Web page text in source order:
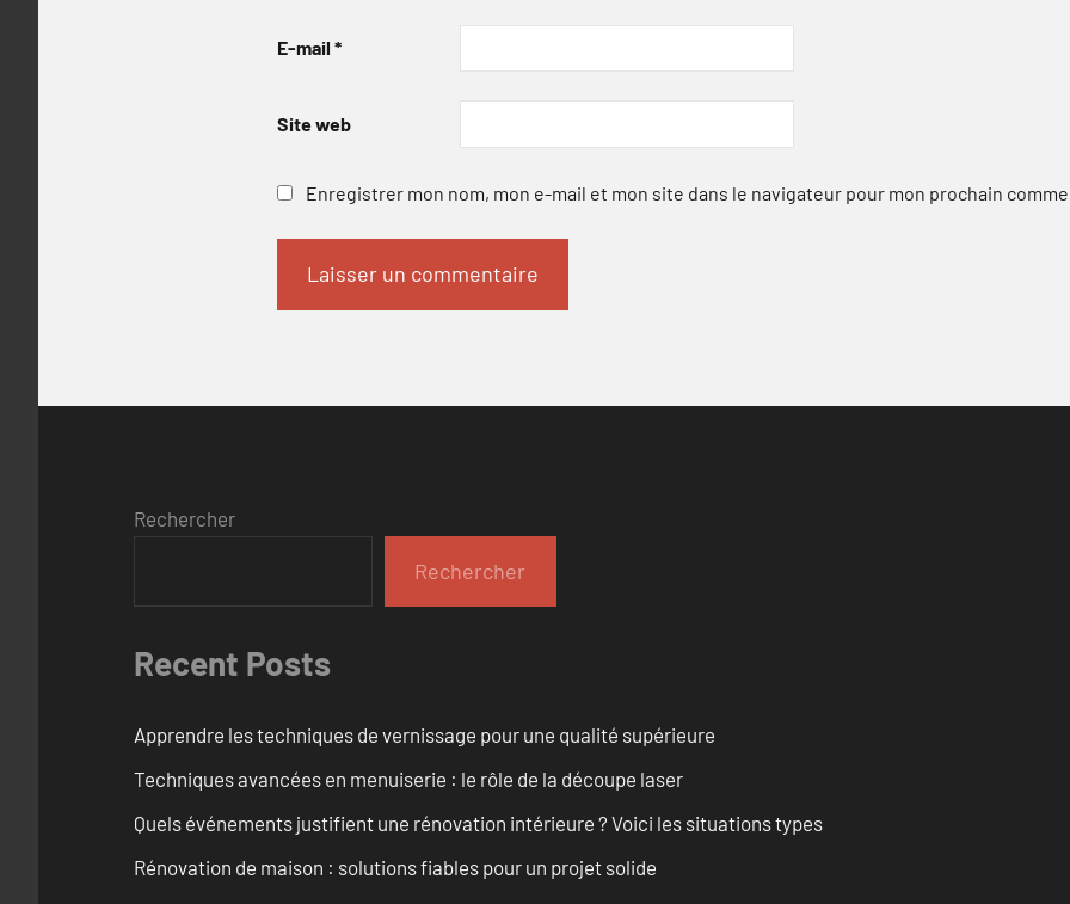
E-mail *
Site web
Enregistrer mon nom, mon e-mail et mon site dans le navigateur pour mon prochain
Rechercher
Rechercher
Recent Posts
Apprendre les techniques de vernissage pour une qualité supérieure
Techniques avancées en menuiserie : le rôle de la découpe laser
Quels événements justifient une rénovation intérieure ? Voici les situations types
Rénovation de maison : solutions fiables pour un projet solide